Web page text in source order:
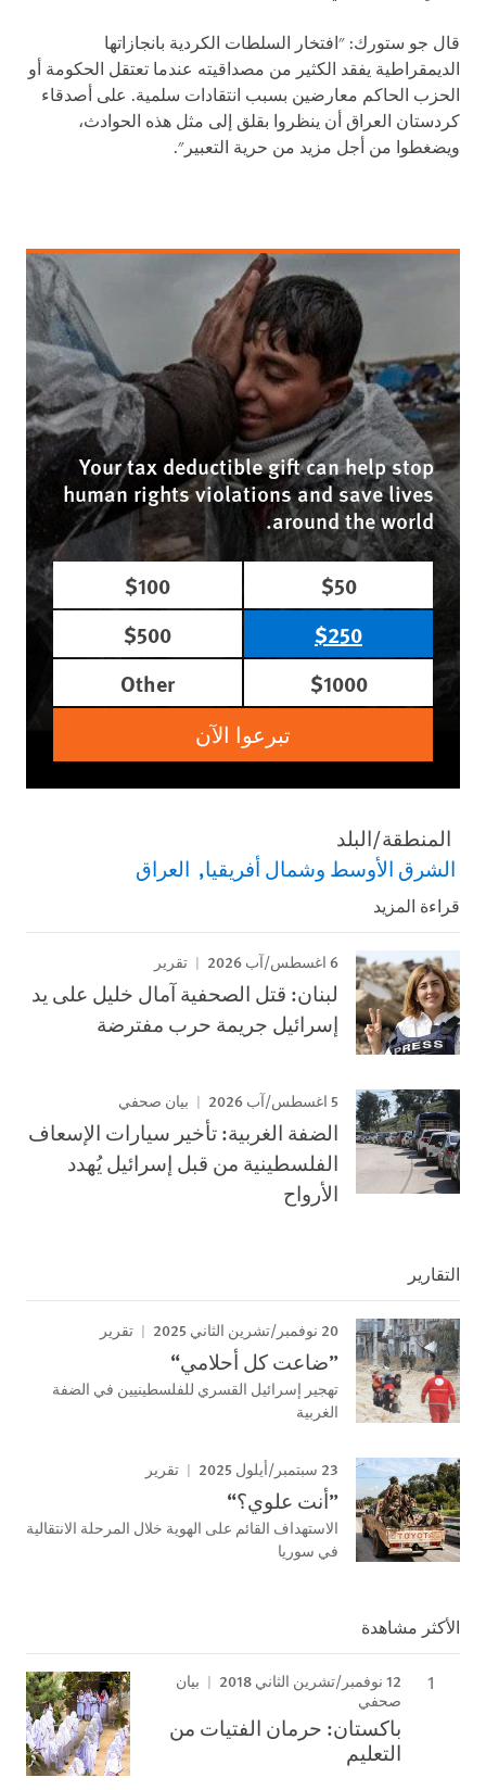
قال جو ستورك: "افتخار السلطات الكردية بانجازاتها
الديمقراطية يفقد الكثير من مصداقيته عندما تعتقل الحكومة أو
الحزب الحاكم معارضين بسبب انتقادات سلمية. على أصدقاء
كردستان العراق أن ينظروا بقلق إلى مثل هذه الحوادث،
ويضغطوا من أجل مزيد من حرية التعبير".
Your tax deductible gift can help stop
human rights violations and save lives
around the world.
$50
$100
$250
$500
$1000
Other
تبرعوا الآن
المنطقة/البلد
الشرق الأوسط وشمال أفريقيا العراق
قراءة المزيد
6 اغسطس/آب 2026 تقرير
لبنان: قتل الصحفية آمال خليل على يد
إسرائيل جريمة حرب مفترضة
5 اغسطس/آب 2026 بيان صحفي
الضفة الغربية: تأخير سيارات الإسعاف
الفلسطينية من قبل إسرائيل يُهدد
الأرواح
التقارير
20 نوفمبر/تشرين الثاني 2025 تقرير
”ضاعت كل أحلامي“
تهجير إسرائيل القسري للفلسطينيين في الضفة
الغربية
23 سبتمبر/أيلول 2025 تقرير
”أنت علوي؟“
الاستهداف القائم على الهوية خلال المرحلة الانتقالية
في سوريا
الأكثر مشاهدة
12 نوفمبر/تشرين الثاني 2018
بيان
صحفي
باكستان: حرمان الفتيات من
التعليم